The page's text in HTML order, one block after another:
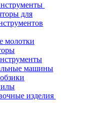
для
молотки
машины
изделия